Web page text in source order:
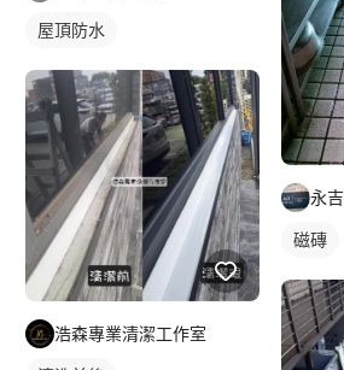
屋頂防水
浩森專業清潔工作室
永
磁磚